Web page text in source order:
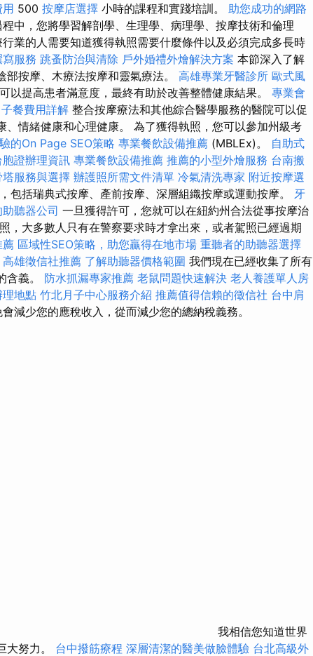
500 按摩店選擇 小時的課程和實踐培訓。 助您成功的網路
中，您將學習解剖學、生理學、病理學、按摩技術和倫理
業的人需要知道獲得執照需要什麼條件以及必須完成多長時
服務 跳蚤防治與清除 戶外婚禮外燴解決方案 本節深入了解
按摩、木療法按摩和靈氣療法。 高雄專業牙醫診所 歐式風
以提高患者滿意度，最終有助於改善整體健康結果。 專業會
子餐費用詳解 整合按摩療法和其他綜合醫學服務的醫院可以促
情緒健康和心理健康。 為了獲得執照，您可以參加州級考
的On Page SEO策略 專業餐飲設備推薦 (MBLEx)。 自助式
胞證辦理資訊 專業餐飲設備推薦 推薦的小型外燴服務 台南搬
塔服務與選擇 辦護照所需文件清單 冷氣清洗專家 附近按摩選
包括瑞典式按摩、產前按摩、深層組織按摩或運動按摩。 牙
聽器公司 一旦獲得許可，您就可以在紐約州合法從事按摩治
，大多數人只有在警察要求時才拿出來，或者駕照已經過期
薦 區域性SEO策略，助您贏得在地市場 重聽者的助聽器選擇
高雄徵信社推薦 了解助聽器價格範圍 我們現在已經收集了所有
含義。 防水抓漏專家推薦 老鼠問題快速解決 老人養護單人房
地點 竹北月子中心服務介紹 推薦值得信賴的徵信社 台中肩
減少您的應稅收入，從而減少您的總納稅義務。
我相信您知道世界
大努力。 台中撥筋療程 深層清潔的醫美做臉體驗 台北高級外